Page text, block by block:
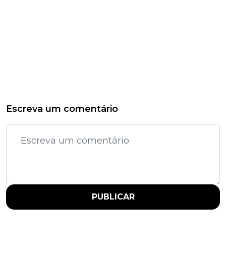
Escreva um comentário
PUBLICAR